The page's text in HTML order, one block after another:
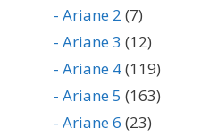
- Ariane 2 (7)
- Ariane 3 (12)
- Ariane 4(119)
- Ariane 5 (163)
- Ariane 6 (23)